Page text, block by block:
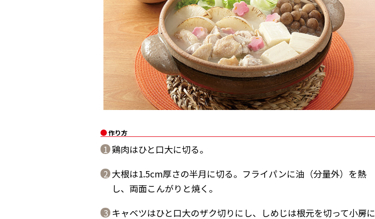
作り方
1 鶏肉はひと口大に切る。
2 大根は1.5cm厚さの半月に切る。フライパンに油（分量外）を熱
し、両面こんがりと焼く。
3 キャベツはひと口大のザク切りにし、しめじは根元を切って小房に